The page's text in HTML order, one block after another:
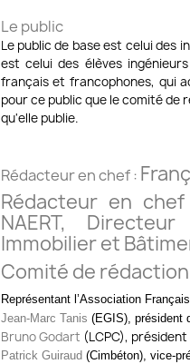
Le public
Le public de base est celui des
est celui des élèves
français et francophones, qui
pour ce public que le comité de
qu'elle publie.
Rédacteur en chef :
Rédacteur en
NAERT, Directeur
Immobilier et
Comité de rédaction
Représentant l’Association
Jean-Marc Tanis (EGIS), président
Bruno Godart (LCPC),
Patrick Guiraud (Cimbéton), vice-